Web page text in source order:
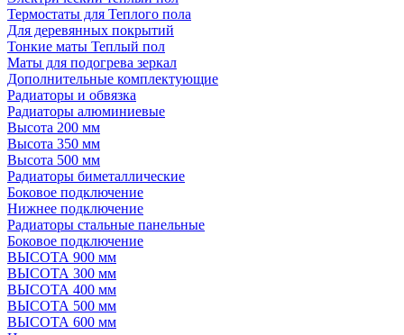
Термостаты для Теплого пола
Для деревянных покрытий
Тонкие маты Теплый пол
Маты для подогрева зеркал
Дополнительные комплектующие
Радиаторы и обвязка
Радиаторы алюминиевые
Высота 200 мм
Высота 350 мм
Высота 500 мм
Радиаторы биметаллические
Боковое подключение
Нижнее подключение
Радиаторы стальные панельные
Боковое подключение
ВЫСОТА 900 мм
ВЫСОТА 300 мм
ВЫСОТА 400 мм
ВЫСОТА 500 мм
ВЫСОТА 600 мм